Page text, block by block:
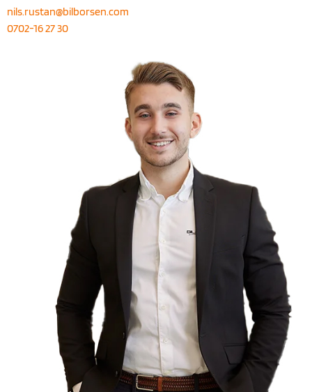
nils.rustan@bilborsen.com
0702-16 27 30